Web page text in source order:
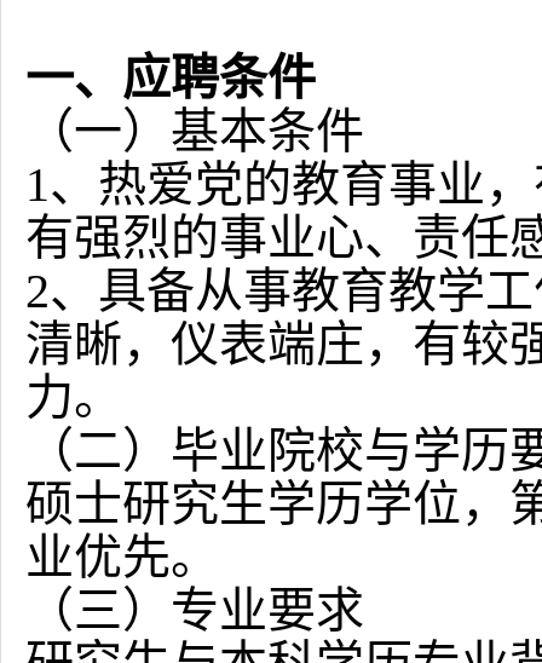
一、应聘条件
（一）基本条件
1、热爱党的教育事业
有强烈的事业心、责任
2、具备从事教育教学
清晰，仪表端庄，有较
力。
（二）毕业院校与学历
硕士研究生学历学位，
业优先。
（三）专业要求